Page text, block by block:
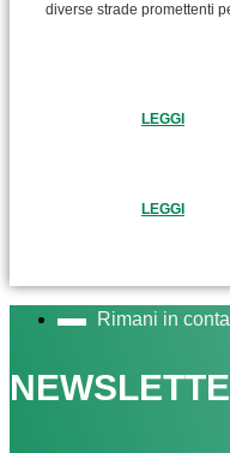
diverse strade promettenti
LEGGI
LEGGI
Rimani in